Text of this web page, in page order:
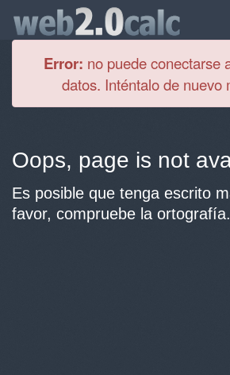
Error: no puede conectarse
datos. Inténtalo de nuevo
Oops, page is not
Es posible que tenga escrito
favor, compruebe la ortografía.